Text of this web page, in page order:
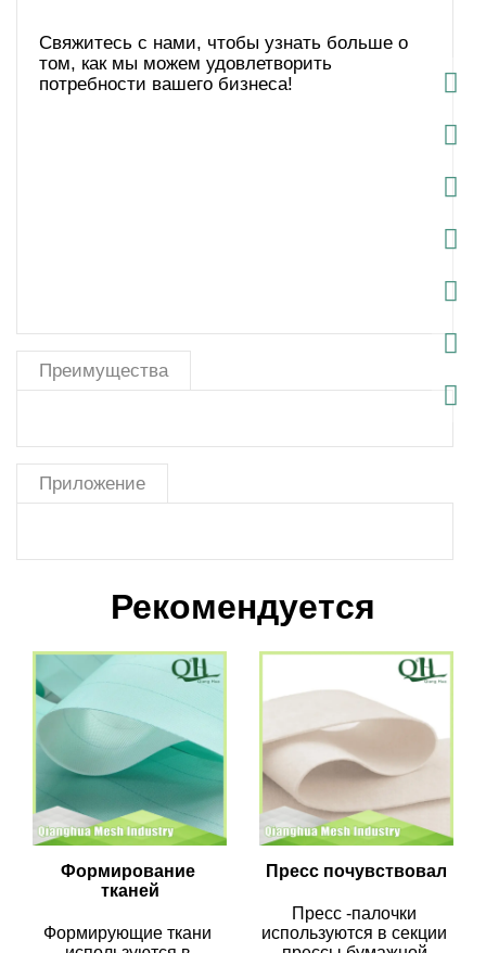
Свяжитесь с нами, чтобы узнать больше о
том, как мы можем удовлетворить
потребности вашего бизнеса!
Преимущества
Приложение
Рекомендуется
Формирование
тканей
Формирующие ткани
Пресс почувствовал
Пресс -палочки
используются в секции